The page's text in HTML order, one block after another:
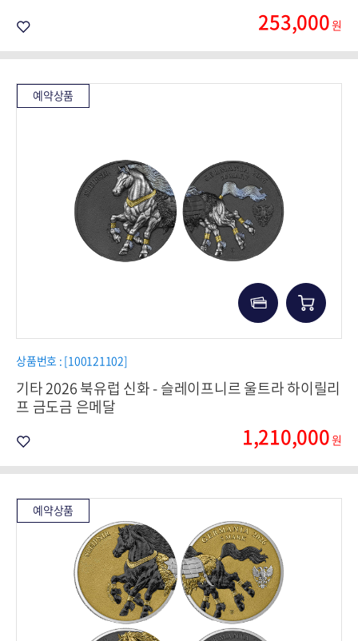
253,000원
예약상품
상품번호 : [100121102]
기타 2026 북유럽 신화 - 슬레이프니르 울트라 하이릴리
프 금도금 은메달
1,210,000원
예약상품